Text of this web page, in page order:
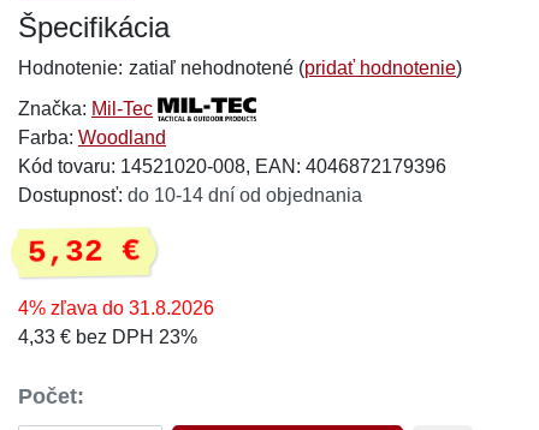
Špecifikácia
Hodnotenie: zatiaľ nehodnotené (pridať hodnotenie)
Značka: Mil-Tec
Farba: Woodland
Kód tovaru: 14521020-008, EAN: 4046872179396
Dostupnosť: do 10-14 dní od objednania
5,32 €
4% zľava do 31.8.2026
4,33 € bez DPH 23%
Počet: